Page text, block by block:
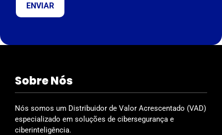
s
e
l
d
e
m
Sobre Nós
Nós somos um Distribuidor de Valor Acrescentado (VAD)
especializado em soluções de cibersegurança e
ciberinteligência.